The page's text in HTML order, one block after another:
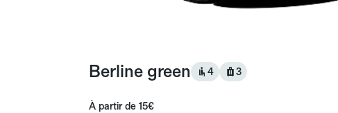
Berline green 4 3
À partir de 15€